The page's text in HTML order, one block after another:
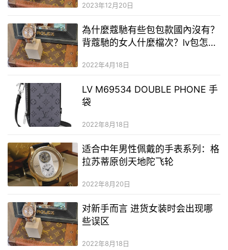
2023年12月20日
為什麼蔻馳有些包包款國內沒有？
背蔻馳的女人什麼檔次？lv包怎麼
2022年4月18日
LV M69534 DOUBLE PHONE 手
袋
2022年8月18日
适合中年男性佩戴的手表系列：格
拉苏蒂原创天地陀飞轮
2022年8月20日
对新手而言 进货女装时会出现哪
些误区
2022年8月18日